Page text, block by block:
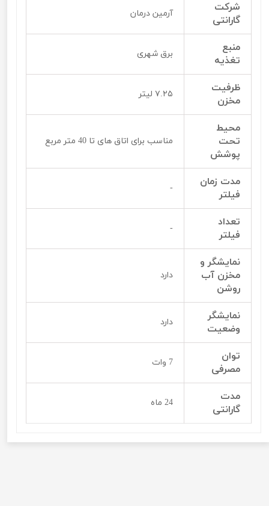
شرکت
گارانتی
آرمین درمان
منبع
تغذیه
برق شهری
ظرفیت
مخزن
۷.۲۵ لیتر
محیط
تحت
پوشش
مناسب برای اتاق های تا 40 متر مربع
مدت زمان
فیلتر
-
تعداد
فیلتر
-
نمایشگر و
مخزن آب
روشن
دارد
نمایشگر
وضعیت
دارد
توان
مصرفی
7 وات
مدت
گارانتی
24 ماه